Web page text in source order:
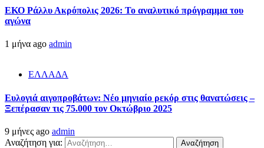
ΕΚΟ Ράλλυ Ακρόπολις 2026: Το αναλυτικό πρόγραμμα του
αγώνα
1 μήνα ago admin
ΕΛΛΑΔΑ
Ευλογιά αιγοπροβάτων: Νέο μηνιαίο ρεκόρ στις θανατώσεις –
Ξεπέρασαν τις 75.000 τον Οκτώβριο 2025
9 μήνες ago admin
Αναζήτηση για: